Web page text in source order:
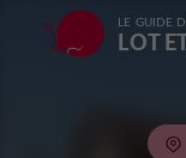
LE GUIDE
LOT